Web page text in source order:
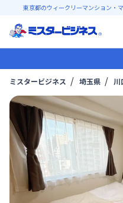
東京都のウィークリーマンション・
ミスタービジネス 埼玉県 川